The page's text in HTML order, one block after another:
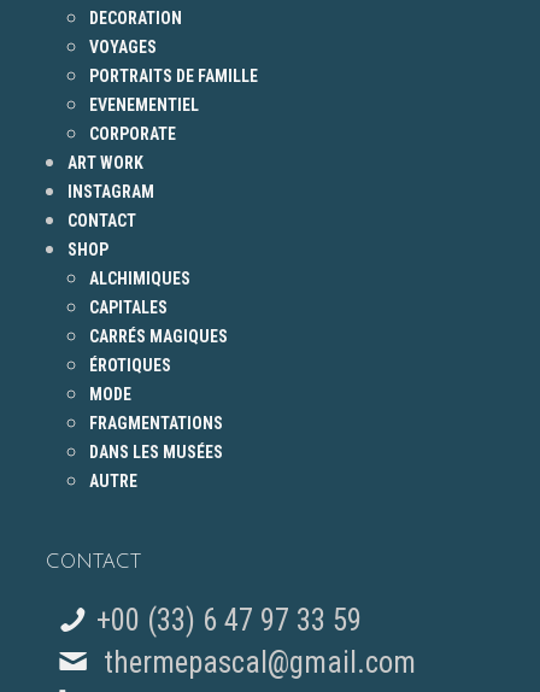
DECORATION
VOYAGES
PORTRAITS DE FAMILLE
EVENEMENTIEL
CORPORATE
ART WORK
INSTAGRAM
CONTACT
SHOP
ALCHIMIQUES
CAPITALES
CARRÉS MAGIQUES
ÉROTIQUES
MODE
FRAGMENTATIONS
DANS LES MUSÉES
AUTRE
CONTACT
+00 (33) 6 47 97 33 59
thermepascal@gmail.com